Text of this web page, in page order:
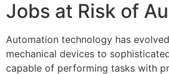
Jobs at Risk of
Automation technology has
mechanical devices to
capable of performing tasks with